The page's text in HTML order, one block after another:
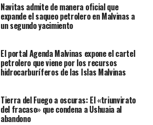
Navitas admite de manera oficial que
expande el saqueo petrolero en Malvinas a
un segundo yacimiento
El portal Agenda Malvinas expone el cartel
petrolero que viene por los recursos
hidrocarburíferos de las Islas Malvinas
Tierra del Fuego a oscuras: El «triunvirato
del fracaso» que condena a Ushuaia al
abandono